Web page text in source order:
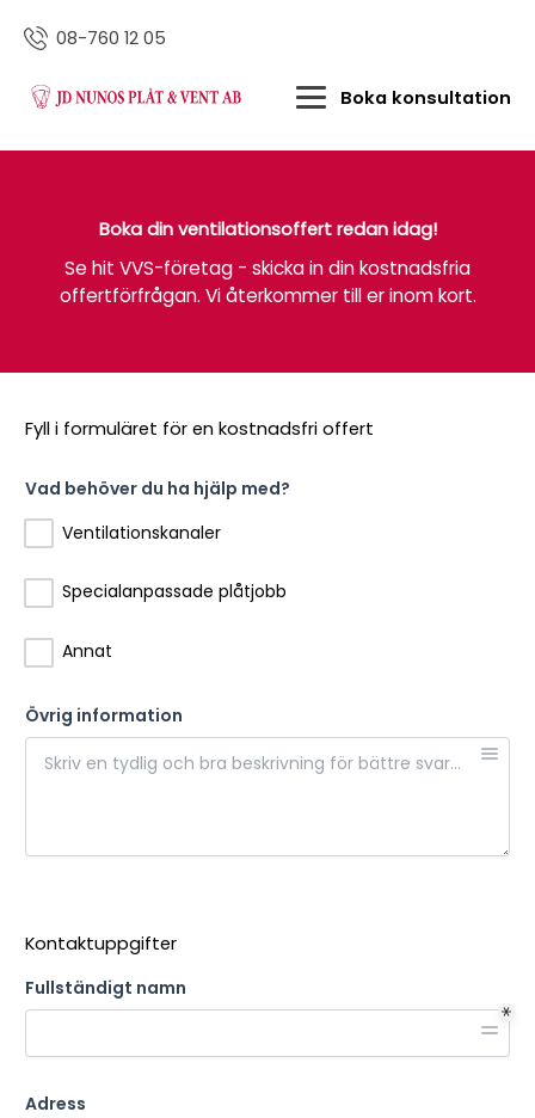
08-760 12 05
Boka konsultation
Boka din ventilationsoffert redan idag!
Se hit VVS-företag - skicka in din kostnadsfria
offertförfrågan. Vi återkommer till er inom kort.
Fyll i formuläret för en kostnadsfri offert
Vad behöver du ha hjälp med?
Ventilationskanaler
Specialanpassade plåtjobb
Annat
Övrig information
Kontaktuppgifter
Fullständigt namn
Adress